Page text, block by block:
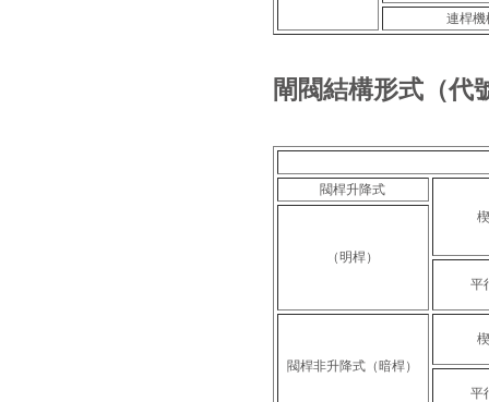
連桿機
閘閥結構形式（代
閥桿升降式
（明桿）
平
閥桿非升降式（暗桿）
平